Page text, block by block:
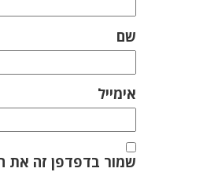
שם
אימייל
שמור בדפדפן זה את